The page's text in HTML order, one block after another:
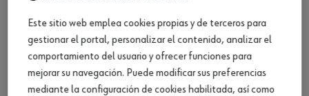
Tapas protec. para rieles tipo airline,
aluminio
Ver producto
Este sitio web emplea cookies propias y de terceros para
gestionar el portal, personalizar el contenido, analizar el
comportamiento del usuario y ofrecer funciones para
mejorar su navegación. Puede modificar sus preferencias
mediante la configuración de cookies habilitada, así como